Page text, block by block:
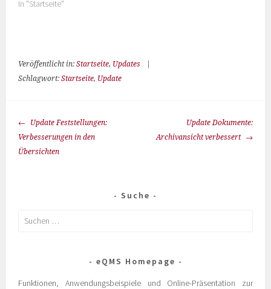
In "Startseite"
Veröffentlicht in:Startseite, Updates
Schlagwort:Startseite, Update
Update Feststellungen:
Verbesserungen in den
Übersichten
Update Dokumente:
Archivansicht verbessert
Suche
eQMS Homepage
Funktionen, Anwendungsbeispiele und Online-Präsentation zur